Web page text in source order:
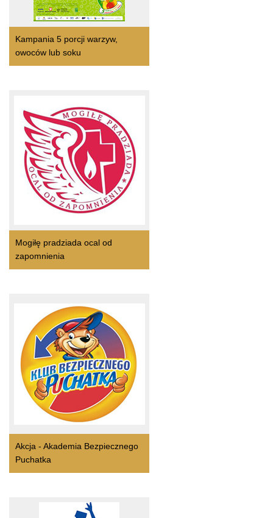
Kampania 5 porcji warzyw,
owoców lub soku
Mogiłę pradziada ocal od
zapomnienia
Akcja - Akademia Bezpiecznego
Puchatka